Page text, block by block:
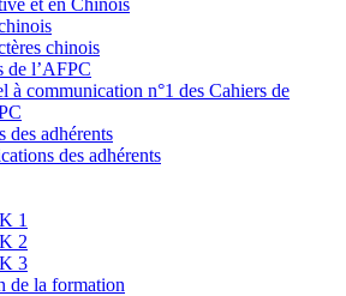
et en Chinois
chinois
de l’AFPC
à communication n°1 des Cahiers de
des adhérents
des adhérents
1
2
3
de la formation